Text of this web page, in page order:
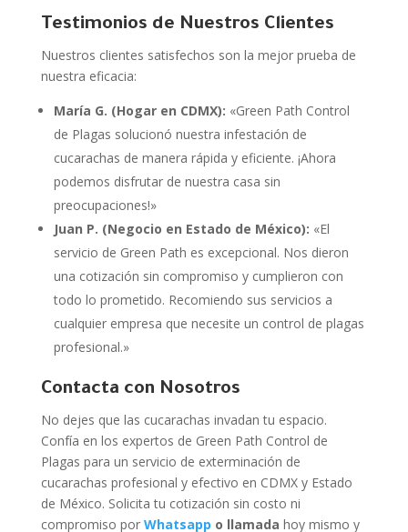
Testimonios de Nuestros Clientes
Nuestros clientes satisfechos son la mejor prueba de
nuestra eficacia:
María G. (Hogar en CDMX): «Green Path Control
de Plagas solucionó nuestra infestación de
cucarachas de manera rápida y eficiente. ¡Ahora
podemos disfrutar de nuestra casa sin
preocupaciones!»
Juan P. (Negocio en Estado de México): «El
servicio de Green Path es excepcional. Nos dieron
una cotización sin compromiso y cumplieron con
todo lo prometido. Recomiendo sus servicios a
cualquier empresa que necesite un control de plagas
profesional.»
Contacta con Nosotros
No dejes que las cucarachas invadan tu espacio.
Confía en los expertos de Green Path Control de
Plagas para un servicio de exterminación de
cucarachas profesional y efectivo en CDMX y Estado
de México. Solicita tu cotización sin costo ni
compromiso por Whatsapp o llamada hoy mismo y